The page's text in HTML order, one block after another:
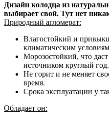
Дизайн колодца из
выбирает свой. Тут нет
Природный агломерат:
Влагостойкий и
климатическим
Морозостойкий, что
источником круглый год.
Не горит и не меняет
время.
Срока эксплуатации у
Обладает он: